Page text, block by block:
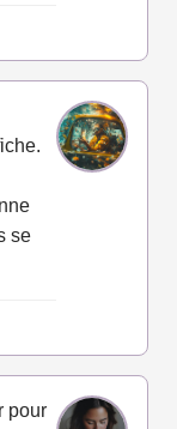
se
pour